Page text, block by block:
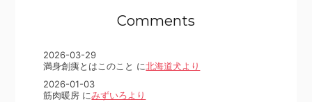
Comments
2026-03-29
満身創痍とはこのこと に北海道犬より
2026-01-03
筋肉暖房 にみずいろより